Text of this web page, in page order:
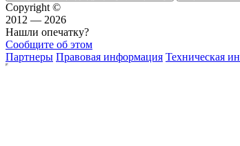
Copyright ©
2012 — 2026
Нашли опечатку?
Сообщите об этом
Партнеры Правовая информация Техническая